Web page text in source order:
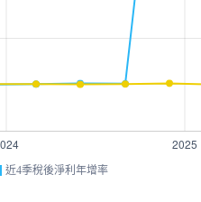
近4季稅後淨利年增率